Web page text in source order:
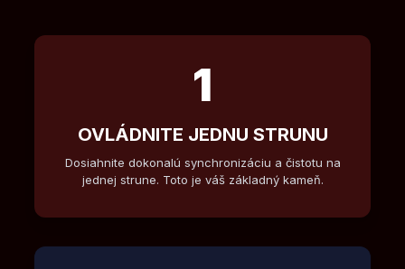
1
OVLÁDNITE JEDNU STRUNU
Dosiahnite dokonalú synchronizáciu a čistotu na
jednej strune. Toto je váš základný kameň.